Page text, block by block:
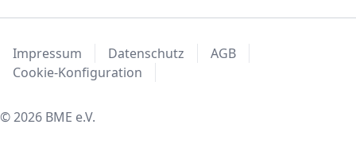
Impressum Datenschutz
AGB
Cookie-Konfiguration
© 2026 BME e.V.